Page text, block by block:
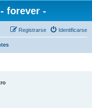
- forever -
Identificarse
Registrarse